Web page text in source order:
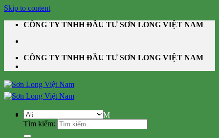
Skip to content
CÔNG TY TNHH ĐẦU TƯ SƠN LONG VIỆT NAM
CÔNG TY TNHH ĐẦU TƯ SƠN LONG VIỆT NAM
Tìm kiếm:
DANH MỤC SẢN PHẨM